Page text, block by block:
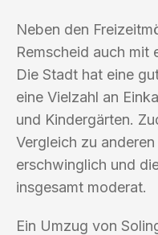
Neben den
Remscheid auch mit
Die Stadt hat eine
eine Vielzahl an
und Kindergärten.
Vergleich zu
erschwinglich und
insgesamt moderat.
Ein Umzug von